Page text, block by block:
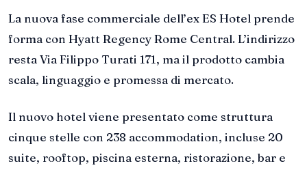
La nuova fase commerciale dell’ex ES Hotel prende
forma con Hyatt Regency Rome Central. L’indirizzo
resta Via Filippo Turati 171, ma il prodotto cambia
scala, linguaggio e promessa di mercato.
Il nuovo hotel viene presentato come struttura
cinque stelle con 238 accommodation, incluse 20
suite, rooftop, piscina esterna, ristorazione, bar e